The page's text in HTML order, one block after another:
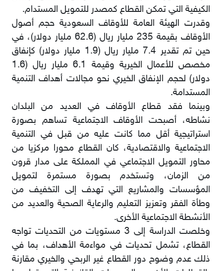
الكيفية التي تمكن القطاع كمصدر للتمويل المستدام.
وقدرت الهيئة العامة للأوقاف السعودية حجم أصول
الأوقاف بقيمة 235 مليار ريال (62.6 مليار دولار)، في
حين تم تقدير 7.4 مليار ريال (1.9 مليار دولار) كإنفاق
مخصص للأعمال الخيرية وقيمة 6.1 مليار ريال (1.6
دولار) لحجم الإنفاق الخيري نحو مجالات أهداف التنمية
المستدامة.
وبينما فقد قطاع الأوقاف في العديد من البلدان
نشاطه، أصبحت الأوقاف الاجتماعية تساهم بصورة
استراتيجية أقل مما كانت عليه من قبل في التنمية
الاجتماعية والاقتصادية، كان القطاع محورا مركزيا من
محاور التمويل الاجتماعي في المملكة على مدار قرون
من الزمان، وتستخدم بصورة مستمرة لتمويل
المؤسسات والمشاريع التي تهدف إلى التخفيف من
وطأة الفقر وتعزيز التعليم والرعاية الصحية والعديد من
الأنشطة الاجتماعية الأخرى.
وخلصت الدراسة إلى 3 مستويات من التحديات تواجه
القطاع، تشمل تحديات في مواءمة الأهداف، بما في
ذلك عدم وضوح دور القطاع غير الربحي والخيري مقارنة